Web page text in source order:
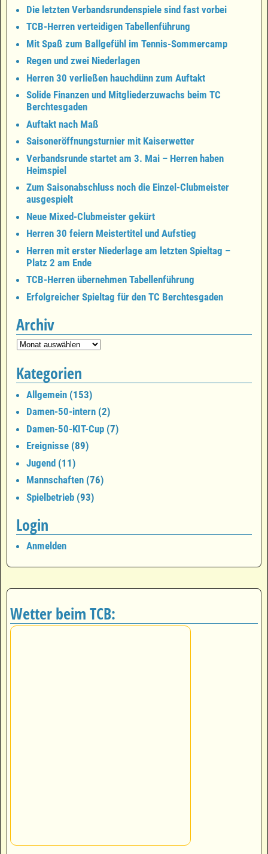
Die letzten Verbandsrundenspiele sind fast vorbei
TCB-Herren verteidigen Tabellenführung
Mit Spaß zum Ballgefühl im Tennis-Sommercamp
Regen und zwei Niederlagen
Herren 30 verließen hauchdünn zum Auftakt
Solide Finanzen und Mitgliederzuwachs beim TC
Berchtesgaden
Auftakt nach Maß
Saisoneröffnungsturnier mit Kaiserwetter
Verbandsrunde startet am 3. Mai – Herren haben
Heimspiel
Zum Saisonabschluss noch die Einzel-Clubmeister
ausgespielt
Neue Mixed-Clubmeister gekürt
Herren 30 feiern Meistertitel und Aufstieg
Herren mit erster Niederlage am letzten Spieltag –
Platz 2 am Ende
TCB-Herren übernehmen Tabellenführung
Erfolgreicher Spieltag für den TC Berchtesgaden
Archiv
Kategorien
Allgemein (153)
Damen-50-intern (2)
Damen-50-KIT-Cup (7)
Ereignisse (89)
Jugend (11)
Mannschaften (76)
Spielbetrieb (93)
Login
Anmelden
Wetter beim TCB: